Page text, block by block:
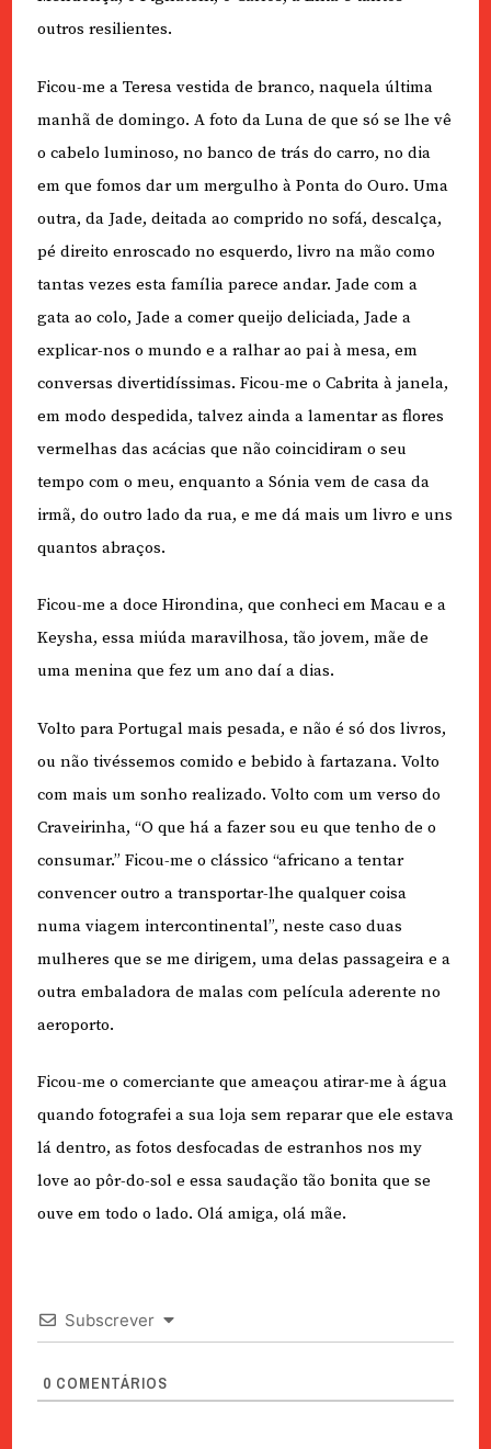
outros resilientes.
Ficou-me a Teresa vestida de branco, naquela última
manhã de domingo. A foto da Luna de que só se lhe vê
o cabelo luminoso, no banco de trás do carro, no dia
em que fomos dar um mergulho à Ponta do Ouro. Uma
outra, da Jade, deitada ao comprido no sofá, descalça,
pé direito enroscado no esquerdo, livro na mão como
tantas vezes esta família parece andar. Jade com a
gata ao colo, Jade a comer queijo deliciada, Jade a
explicar-nos o mundo e a ralhar ao pai à mesa, em
conversas divertidíssimas. Ficou-me o Cabrita à janela,
em modo despedida, talvez ainda a lamentar as flores
vermelhas das acácias que não coincidiram o seu
tempo com o meu, enquanto a Sónia vem de casa da
irmã, do outro lado da rua, e me dá mais um livro e uns
quantos abraços.
Ficou-me a doce Hirondina, que conheci em Macau e a
Keysha, essa miúda maravilhosa, tão jovem, mãe de
uma menina que fez um ano daí a dias.
Volto para Portugal mais pesada, e não é só dos livros,
ou não tivéssemos comido e bebido à fartazana. Volto
com mais um sonho realizado. Volto com um verso do
Craveirinha, “O que há a fazer sou eu que tenho de o
consumar.” Ficou-me o clássico “africano a tentar
convencer outro a transportar-lhe qualquer coisa
numa viagem intercontinental”, neste caso duas
mulheres que se me dirigem, uma delas passageira e a
outra embaladora de malas com película aderente no
aeroporto.
Ficou-me o comerciante que ameaçou atirar-me à água
quando fotografei a sua loja sem reparar que ele estava
lá dentro, as fotos desfocadas de estranhos nos my
love ao pôr-do-sol e essa saudação tão bonita que se
ouve em todo o lado. Olá amiga, olá mãe.
Subscrever
0 COMENTÁRIOS